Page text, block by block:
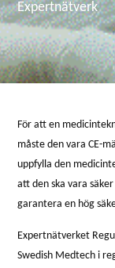
Expertnätverk
För att en
måste den vara CE-
uppfylla den
att den ska vara
garantera en hög
Expertnätverket
Swedish Medtech i